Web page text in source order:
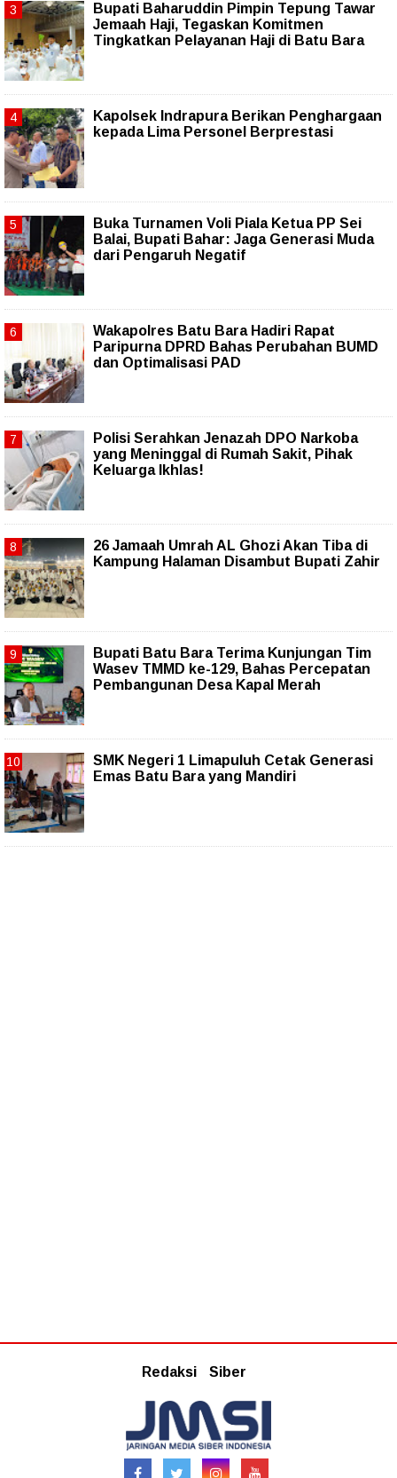
Bupati Baharuddin Pimpin Tepung Tawar
Jemaah Haji, Tegaskan Komitmen
Tingkatkan Pelayanan Haji di Batu Bara
Kapolsek Indrapura Berikan Penghargaan
kepada Lima Personel Berprestasi
Buka Turnamen Voli Piala Ketua PP Sei
Balai, Bupati Bahar: Jaga Generasi Muda
dari Pengaruh Negatif
Wakapolres Batu Bara Hadiri Rapat
Paripurna DPRD Bahas Perubahan BUMD
dan Optimalisasi PAD
Polisi Serahkan Jenazah DPO Narkoba
yang Meninggal di Rumah Sakit, Pihak
Keluarga Ikhlas!
26 Jamaah Umrah AL Ghozi Akan Tiba di
Kampung Halaman Disambut Bupati Zahir
Bupati Batu Bara Terima Kunjungan Tim
Wasev TMMD ke-129, Bahas Percepatan
Pembangunan Desa Kapal Merah
SMK Negeri 1 Limapuluh Cetak Generasi
Emas Batu Bara yang Mandiri
Redaksi Siber